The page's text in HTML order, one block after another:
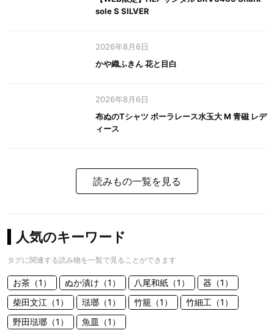
sole S SILVER
2026年8月6日
かや織ふきん 花と目白
2026年8月6日
布ぬのTシャツ ボーラレース水玉大 M 青磁 レデ
ィース
読みもの一覧を見る
人気のキーワード
タグに関連する読み物を一覧で見ることができます
お茶（1） ぬか漬け（1） 八尾和紙（1）
器（1）
柴田文江（1）
琺瑯（1） 竹籠（1）
竹細工（1）
野田琺瑯（1）
魚皿（1）